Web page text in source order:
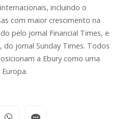
incluindo o
com maior crescimento na
pelo jornal Financial Times, e
do jornal Sunday Times. Todos
a Ebury como uma